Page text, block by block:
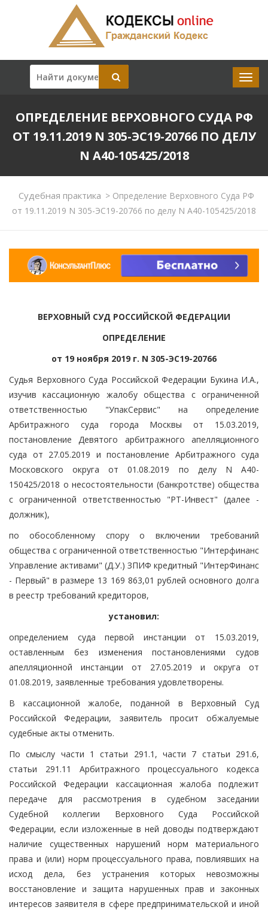
ОПРЕДЕЛЕНИЕ ВЕРХОВНОГО СУДА РФ
ОТ 19.11.2019 N 305-ЭС19-20766 ПО ДЕЛУ
N А40-105425/2018
Судебная практика >Определение Верховного Суда РФ
от 19.11.2019 N 305-ЭС19-20766 по делу N А40-105425/2018
ВЕРХОВНЫЙ СУД РОССИЙСКОЙ ФЕДЕРАЦИИ
ОПРЕДЕЛЕНИЕ
от 19 ноября 2019 г. N 305-ЭС19-20766
Судья Верховного Суда Российской Федерации Букина И.А.,
изучив кассационную жалобу общества с ограниченной
ответственностью "УпакСервис" на определение
Арбитражного суда города Москвы от 15.03.2019,
постановление Девятого арбитражного апелляционного
суда от 27.05.2019 и постановление Арбитражного суда
Московского округа от 01.08.2019 по делу N А40-
150425/2018 о несостоятельности (банкротстве) общества
с ограниченной ответственностью "РТ-Инвест" (далее -
должник),
по обособленному спору о включении требований
общества с ограниченной ответственностью "Интерфинанс
Управление активами" (Д.У.) ЗПИФ кредитный "ИнтерФинанс
- Первый" в размере 13 169 863,01 рублей основного долга
в реестр требований кредиторов,
установил:
определением суда первой инстанции от 15.03.2019,
оставленным без изменения постановлениями судов
апелляционной инстанции от 27.05.2019 и округа от
01.08.2019, заявленные требования удовлетворены.
В кассационной жалобе, поданной в Верховный Суд
Российской Федерации, заявитель просит обжалуемые
судебные акты отменить.
По смыслу части 1 статьи 291.1, части 7 статьи 291.6,
статьи 291.11 Арбитражного процессуального кодекса
Российской Федерации кассационная жалоба подлежит
передаче для рассмотрения в судебном заседании
Судебной коллегии Верховного Суда Российской
Федерации, если изложенные в ней доводы подтверждают
наличие существенных нарушений норм материального
права и (или) норм процессуального права, повлиявших на
исход дела, без устранения которых невозможны
восстановление и защита нарушенных прав и законных
интересов заявителя в сфере предпринимательской и иной